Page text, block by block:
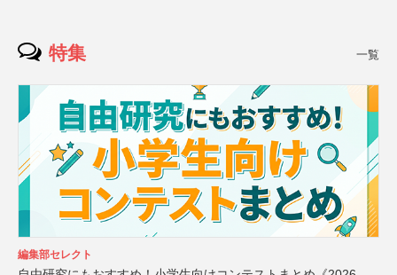
特集 一覧
編集部セレクト